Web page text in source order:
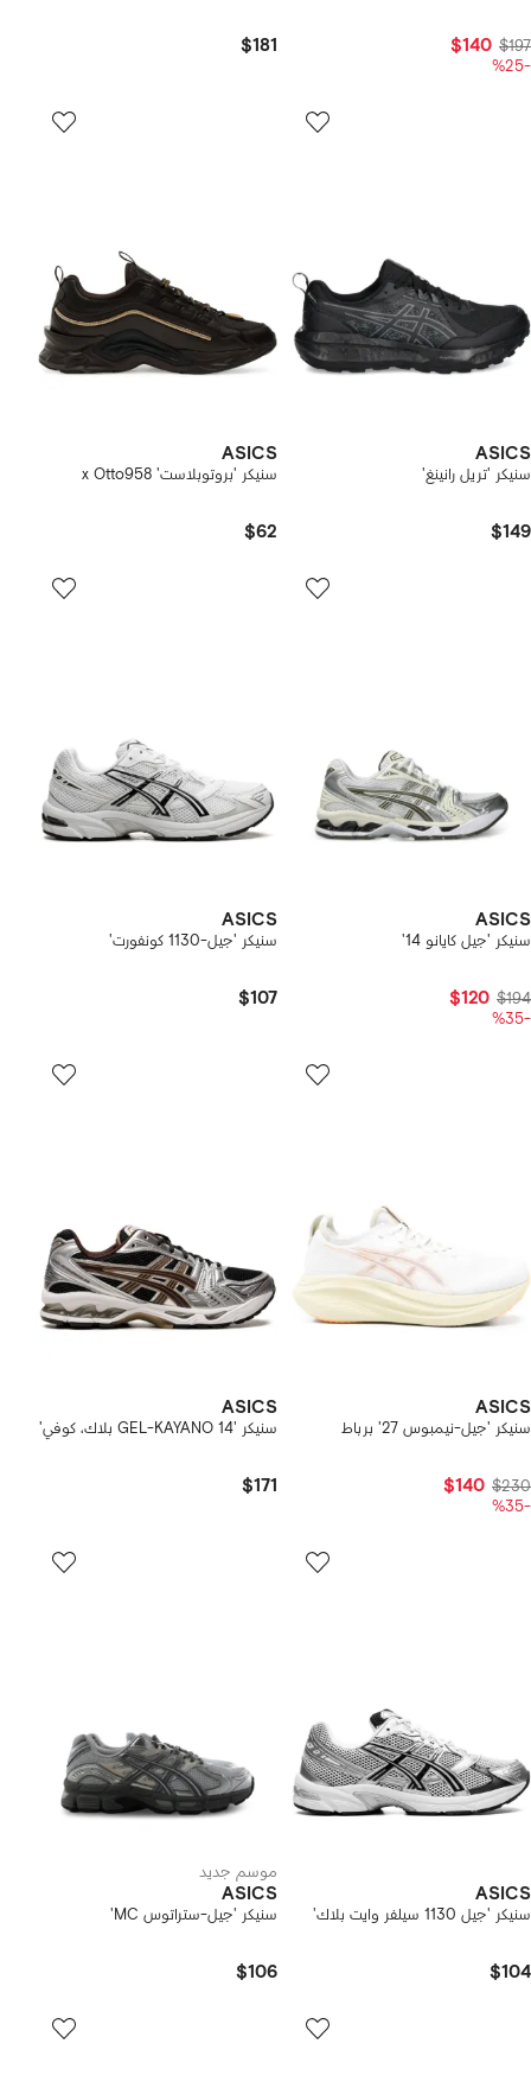
$197
$140
-%25
$181
ASICS
سنيكر 'تريل رانينغ'
$149
ASICS
سنيكر 'بروتوبلاست' x Otto958
$62
ASICS
سنيكر 'جيل كايانو 14'
$194
$120
-%35
ASICS
سنيكر 'جيل-1130 كونفورت'
$107
ASICS
سنيكر 'جيل-نيمبوس 27' برباط
$230
$140
-%35
ASICS
سنيكر 'GEL-KAYANO 14 بلاك، كوفي'
$171
ASICS
سنيكر 'جيل 1130 سيلفر وايت بلاك'
$104
موسم جديد
ASICS
سنيكر 'جيل-ستراتوس MC'
$106